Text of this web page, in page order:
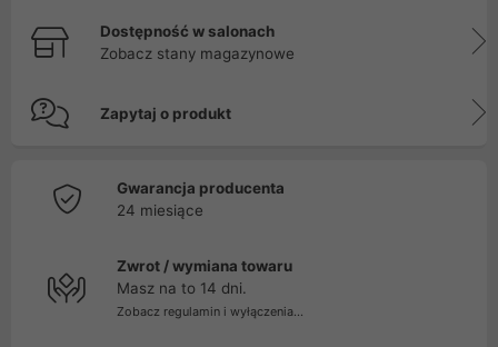
Dostępność w salonach
Zobacz stany magazynowe
Zapytaj o produkt
Gwarancja producenta
24 miesiące
Zwrot / wymiana towaru
Masz na to 14 dni.
Zobacz regulamin i wyłączenia...